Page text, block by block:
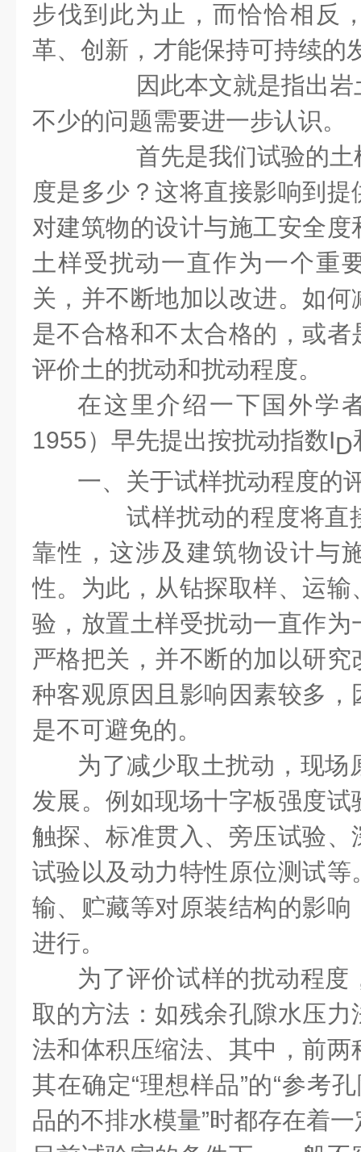
步伐到此为止，而恰恰相反
革、创新，才能保持可持续的
因此本文就是指出岩
不少的问题需要进一步认识。
首先是我们试验的土
度是多少？这将直接影响到
对建筑物的设计与施工安全
土样受扰动一直作为一个重
关，并不断地加以改进。如
是不合格和不太合格的，或
评价土的扰动和扰动程度。
在这里介绍一下国外学
1955）早先提出按扰动指数ID
一、关于试样扰动程度的
试样扰动的程度将直
靠性，这涉及建筑物设计与
性。为此，从钻探取样、运
验，放置土样受扰动一直作
严格把关，并不断的加以研
种客观原因且影响因素较多
是不可避免的。
为了减少取土扰动，现场
发展。例如现场十字板强度
触探、标准贯入、旁压试验
试验以及动力特性原位测试
输、贮藏等对原装结构的影
进行。
为了评价试样的扰动程度
取的方法：如残余孔隙水压
法和体积压缩法、其中，前
其在确定“理想样品”的“参考
品的不排水模量”时都存在着